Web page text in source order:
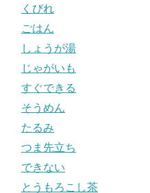
くびれ
ごはん
しょうが湯
じゃがいも
すぐできる
そうめん
たるみ
つま先立ち
できない
とうもろこし茶